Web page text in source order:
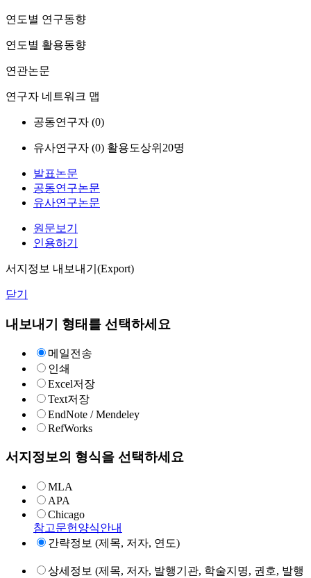
연도별 연구동향
연도별 활용동향
연관논문
연구자 네트워크 맵
공동연구자 (0)
유사연구자 (0) 활용도상위20명
발표논문
공동연구논문
유사연구논문
원문보기
인용하기
서지정보 내보내기(Export)
닫기
내보내기 형태를 선택하세요
메일전송
인쇄
Excel저장
Text저장
EndNote / Mendeley
RefWorks
서지정보의 형식을 선택하세요
MLA
APA
Chicago
참고문헌양식안내
간략정보 (제목, 저자, 연도)
상세정보 (제목, 저자, 발행기관, 학술지명, 권호, 발행